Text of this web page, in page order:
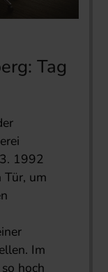
Tag
1992
Tür, um
Im
hoch